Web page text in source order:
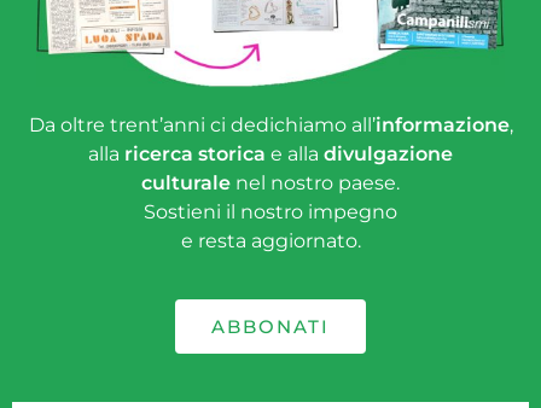
Da oltre trent’anni ci dedichiamo all’informazione,
alla ricerca storica e alla divulgazione
culturale nel nostro paese.
Sostieni il nostro impegno
e resta aggiornato.
ABBONATI